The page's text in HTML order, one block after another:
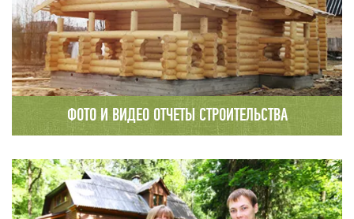
ФОТО И ВИДЕО ОТЧЕТЫ СТРОИТЕЛЬСТВА
сопровождается детальным фото и видео
отчетом с публикацией на сайте компании.